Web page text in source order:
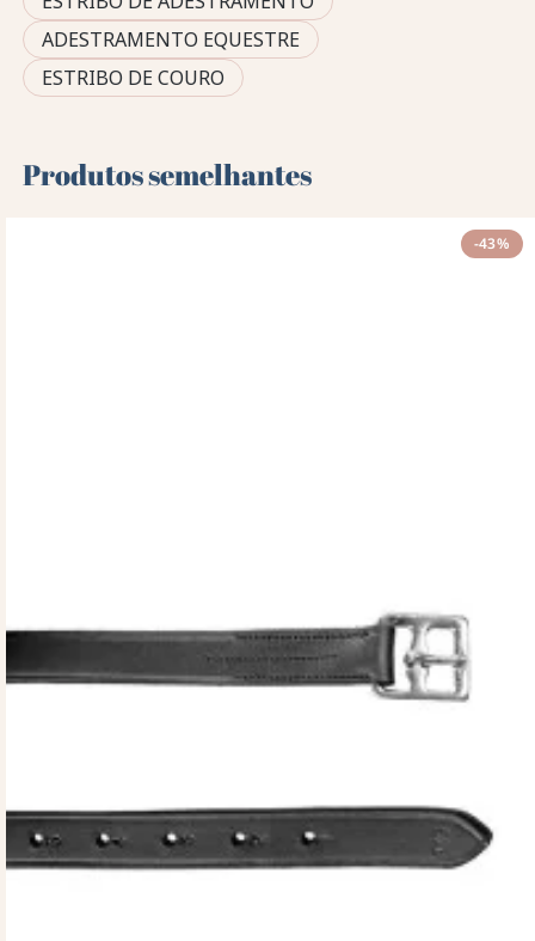
ADESTRAMENTO EQUESTRE
ESTRIBO DE COURO
Produtos semelhantes
-43%